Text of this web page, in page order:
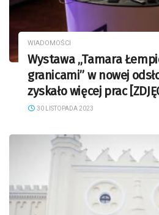
WIADOMOŚCI
Wystawa „Tamara
granicami” w nowej
zyskało więcej prac
30 LISTOPADA 2023